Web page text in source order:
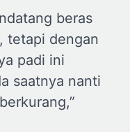
beras
tetapi dengan
padi ini
saatnya nanti